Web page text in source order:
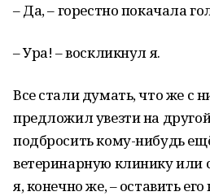
– Да, – горестно покачала
– Ура! – воскликнул я.
Все стали думать, что же с
предложил увезти на
подбросить кому-нибудь
ветеринарную клинику или
я, конечно же, – оставить